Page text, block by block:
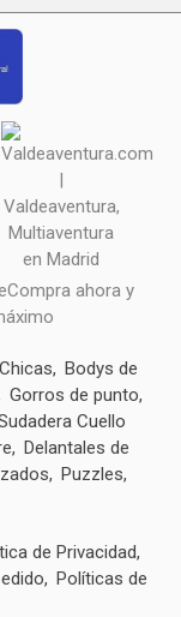
ahora y
Bodys de
Gorros de punto
Cuello
Delantales de
Puzzles
de Privacidad
Políticas de